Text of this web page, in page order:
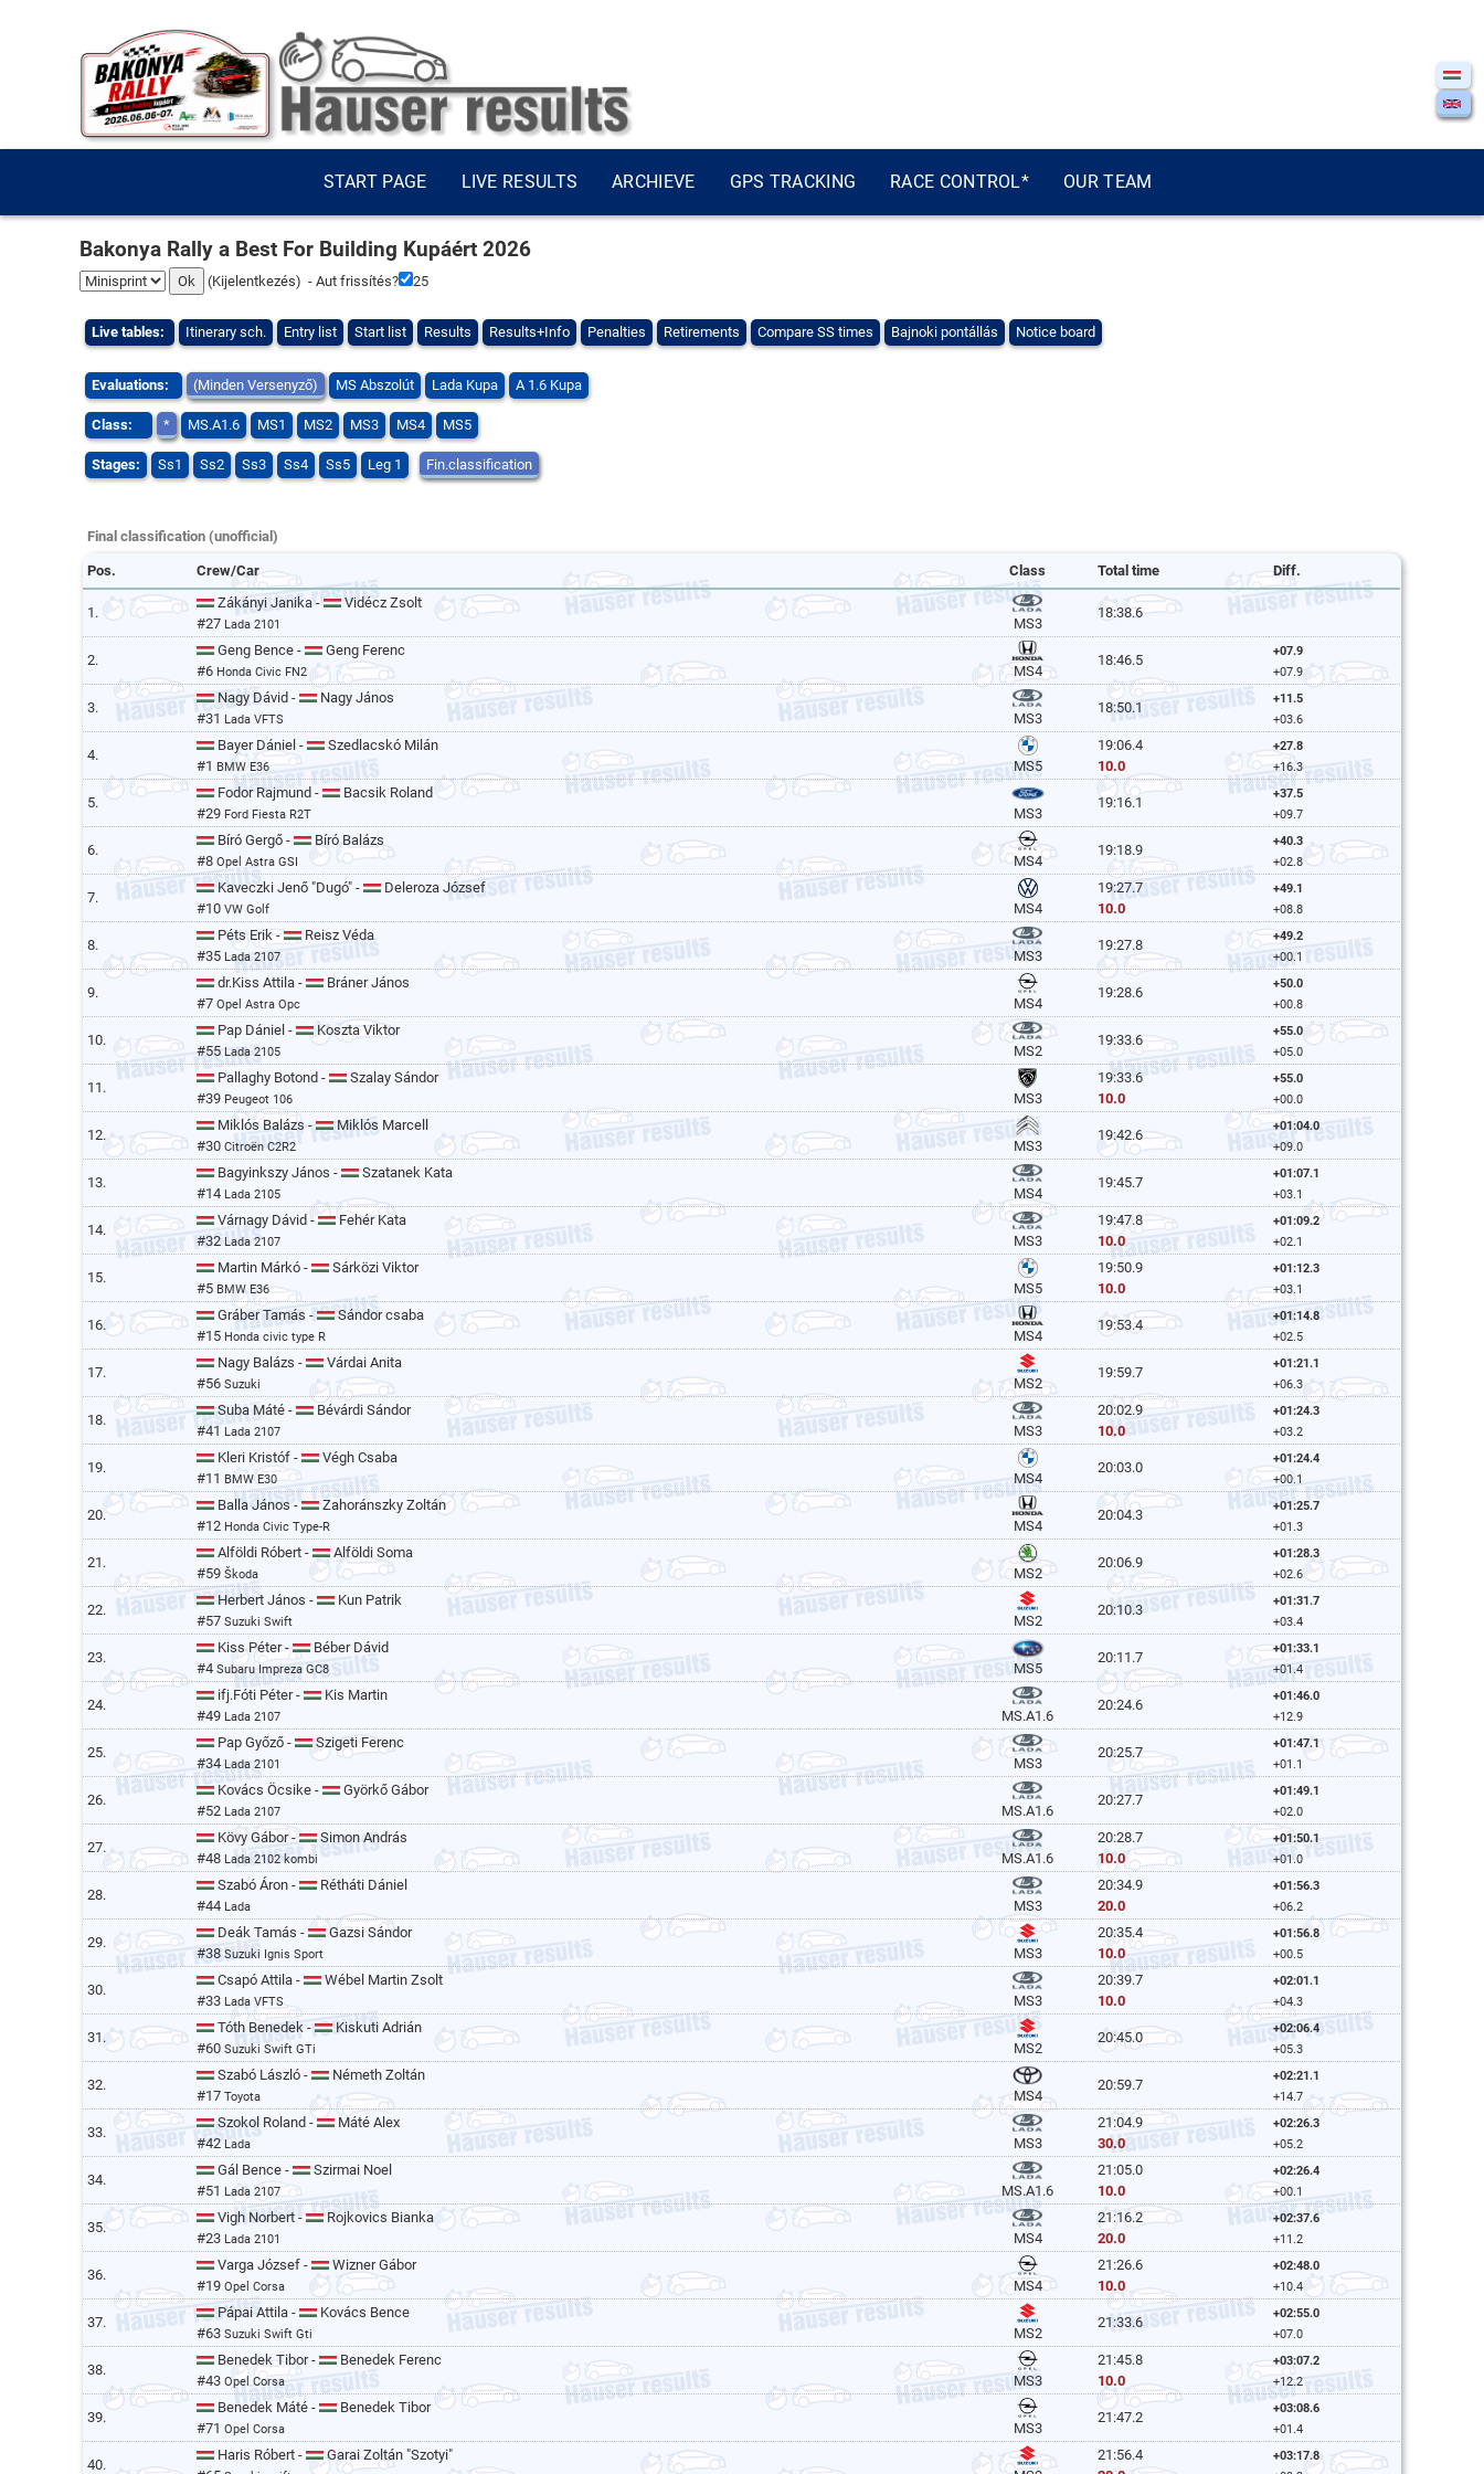
START PAGE LIVE RESULTS ARCHIEVE GPS TRACKING RACE CONTROL* OUR TEAM
Bakonya Rally a Best For Building Kupáért 2026
(Kijelentkezés) - Aut frissítés? 25
Live tables: Itinerary sch. Entry list Start list Results Results+Info Penalties Retirements Compare SS times Bajnoki pontállás Notice board
Evaluations: (Minden Versenyző) MS Abszolút Lada Kupa A 1.6 Kupa
Class: * MS.A1.6 MS1 MS2 MS3 MS4 MS5
Stages: Ss1 Ss2 Ss3 Ss4 Ss5 Leg 1 Fin.classification
Final classification (unofficial)
Pos. Crew/Car Class Total time Diff.
1.
Zákányi Janika -
Vidécz Zsolt
#27 Lada 2101 MS3
18:38.6
2.
Geng Bence -
Geng Ferenc
#6 Honda Civic FN2 MS4
18:46.5
+07.9
+07.9
3.
Nagy Dávid -
Nagy János
#31 Lada VFTS MS3
18:50.1
+11.5
+03.6
4.
Bayer Dániel -
Szedlacskó Milán
#1 BMW E36 MS5
19:06.4
10.0
+27.8
+16.3
5.
Fodor Rajmund -
Bacsik Roland
#29 Ford Fiesta R2T MS3
19:16.1
+37.5
+09.7
6.
Bíró Gergő -
Bíró Balázs
#8 Opel Astra GSI MS4
19:18.9
+40.3
+02.8
7.
Kaveczki Jenő "Dugó" -
Deleroza József
#10 VW Golf MS4
19:27.7
10.0
+49.1
+08.8
8.
Péts Erik -
Reisz Véda
#35 Lada 2107 MS3
19:27.8
+49.2
+00.1
9.
dr.Kiss Attila -
Bráner János
#7 Opel Astra Opc MS4
19:28.6
+50.0
+00.8
10.
Pap Dániel -
Koszta Viktor
#55 Lada 2105 MS2
19:33.6
+55.0
+05.0
11.
Pallaghy Botond -
Szalay Sándor
#39 Peugeot 106 MS3
19:33.6
10.0
+55.0
+00.0
12.
Miklós Balázs -
Miklós Marcell
#30 Citroën C2R2 MS3
19:42.6
+01:04.0
+09.0
13.
Bagyinkszy János -
Szatanek Kata
#14 Lada 2105 MS4
19:45.7
+01:07.1
+03.1
14.
Várnagy Dávid -
Fehér Kata
#32 Lada 2107 MS3
19:47.8
10.0
+01:09.2
+02.1
15.
Martin Márkó -
Sárközi Viktor
#5 BMW E36 MS5
19:50.9
10.0
+01:12.3
+03.1
16.
Gráber Tamás -
Sándor csaba
#15 Honda civic type R MS4
19:53.4
+01:14.8
+02.5
17.
Nagy Balázs -
Várdai Anita
#56 Suzuki MS2
19:59.7
+01:21.1
+06.3
18.
Suba Máté -
Bévárdi Sándor
#41 Lada 2107 MS3
20:02.9
10.0
+01:24.3
+03.2
19.
Kleri Kristóf -
Végh Csaba
#11 BMW E30 MS4
20:03.0
+01:24.4
+00.1
20.
Balla János -
Zahoránszky Zoltán
#12 Honda Civic Type-R MS4
20:04.3
+01:25.7
+01.3
21.
Alföldi Róbert -
Alföldi Soma
#59 Škoda MS2
20:06.9
+01:28.3
+02.6
22.
Herbert János -
Kun Patrik
#57 Suzuki Swift MS2
20:10.3
+01:31.7
+03.4
23.
Kiss Péter -
Béber Dávid
#4 Subaru Impreza GC8 MS5
20:11.7
+01:33.1
+01.4
24.
ifj.Fóti Péter -
Kis Martin
#49 Lada 2107 MS.A1.6
20:24.6
+01:46.0
+12.9
25.
Pap Győző -
Szigeti Ferenc
#34Lada 2101 MS3
20:25.7
+01:47.1
+01.1
26.
Kovács Öcsike -
Györkő Gábor
#52 Lada 2107 MS.A1.6
20:27.7
+01:49.1
+02.0
27.
Kövy Gábor -
Simon András
#48 Lada 2102 kombi MS.A1.6
20:28.7
10.0
+01:50.1
+01.0
28.
Szabó Áron -
Rétháti Dániel
#44 Lada MS3
20:34.9
20.0
+01:56.3
+06.2
29.
Deák Tamás -
Gazsi Sándor
#38 Suzuki Ignis Sport MS3
20:35.4
10.0
+01:56.8
+00.5
30.
Csapó Attila -
Wébel Martin Zsolt
#33 Lada VFTS MS3
20:39.7
10.0
+02:01.1
+04.3
31.
Tóth Benedek -
Kiskuti Adrián
#60 Suzuki Swift GTi MS2
20:45.0
+02:06.4
+05.3
32.
Szabó László -
Németh Zoltán
#17 Toyota MS4
20:59.7
+02:21.1
+14.7
33.
Szokol Roland -
Máté Alex
#42 Lada MS3
21:04.9
30.0
+02:26.3
+05.2
34.
Gál Bence -
Szirmai Noel
#51 Lada 2107 MS.A1.6
21:05.0
10.0
+02:26.4
+00.1
35.
Vigh Norbert -
Rojkovics Bianka
#23 Lada 2101 MS4
21:16.2
20.0
+02:37.6
+11.2
36.
Varga József -
Wizner Gábor
#19 Opel Corsa MS4
21:26.6
10.0
+02:48.0
+10.4
37.
Pápai Attila -
Kovács Bence
#63 Suzuki Swift Gti MS2
21:33.6
+02:55.0
+07.0
38.
Benedek Tibor -
Benedek Ferenc
#43 Opel Corsa MS3
21:45.8
10.0
+03:07.2
+12.2
39.
Benedek Máté -
Benedek Tibor
#71 Opel Corsa MS3
21:47.2
+03:08.6
+01.4
40.
Haris Róbert -
Garai Zoltán "Szotyi"
21:56.4
+03:17.8